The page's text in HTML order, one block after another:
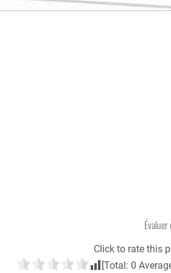
Évaluer
Click to rate this
[Total: 0